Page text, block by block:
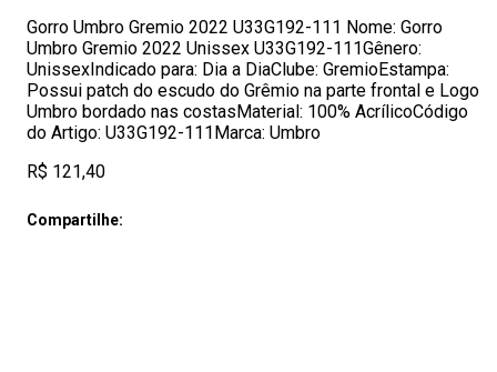
Gorro Umbro Gremio 2022 U33G192-111 Nome: Gorro
Umbro Gremio 2022 Unissex U33G192-111Gênero:
UnissexIndicado para: Dia a DiaClube: GremioEstampa:
Possui patch do escudo do Grêmio na parte frontal e Logo
Umbro bordado nas costasMaterial: 100% AcrílicoCódigo
do Artigo: U33G192-111Marca: Umbro
R$ 121,40
Compartilhe: